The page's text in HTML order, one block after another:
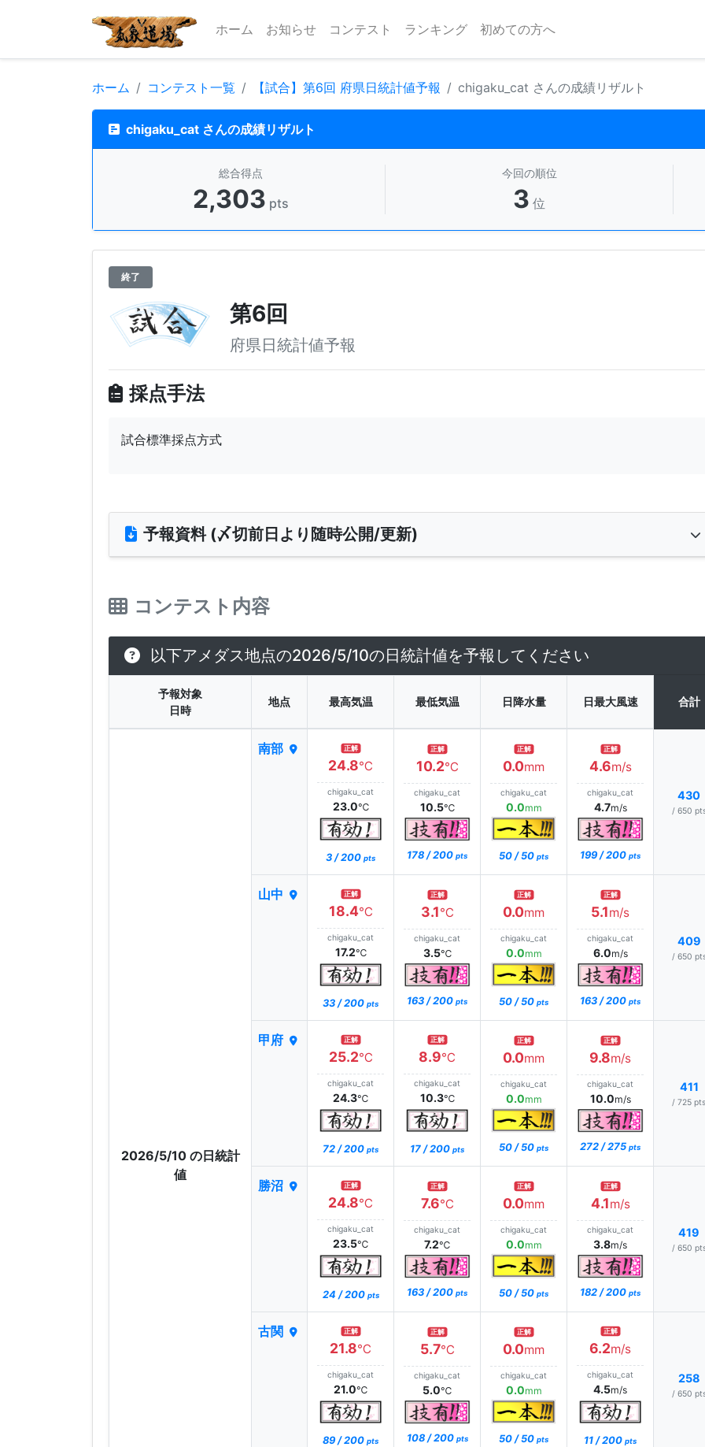
ホーム お知らせ コンテスト ランキング 初めての方へ
ホーム コンテスト一覧 【試合】第6回 府県日統計値予報 chigaku_cat さんの成績リザルト
chigaku_cat さんの成績リザルト
総合得点
2,303 pts
今回の順位
3 位
終了
第6回
府県日統計値予報
採点手法
試合標準採点方式
予報資料 (〆切前日より随時公開/更新)
コンテスト内容
以下アメダス地点の2026/5/10の日統計値を予報してください
予報対象
日時
地点 最高気温 最低気温 日降水量 日最大風速 合計
2026/5/10 の日統計
値
南部 正解
24.8℃
chigaku_cat
23.0℃
3 / 200 pts
正解
10.2℃
chigaku_cat
10.5℃
178 / 200 pts
正解
0.0mm
chigaku_cat
0.0mm
50 / 50 pts
正解
4.6m/s
chigaku_cat
4.7m/s
199 / 200 pts
430
/ 650
山中 正解
18.4℃
chigaku_cat
17.2℃
33 / 200 pts
正解
3.1℃
chigaku_cat
3.5℃
163 / 200 pts
正解
0.0mm
chigaku_cat
0.0mm
50 / 50 pts
正解
5.1m/s
chigaku_cat
6.0m/s
163 / 200 pts
409
/ 650
甲府 正解
25.2℃
chigaku_cat
24.3℃
72 / 200 pts
正解
8.9℃
chigaku_cat
10.3℃
17 / 200 pts
正解
0.0mm
chigaku_cat
0.0mm
50 / 50 pts
正解
9.8m/s
chigaku_cat
10.0m/s
272 / 275 pts
411
/ 725 pts
勝沼 正解
24.8℃
chigaku_cat
23.5℃
24 / 200 pts
正解
7.6℃
chigaku_cat
7.2℃
163 / 200 pts
正解
0.0mm
chigaku_cat
0.0mm
50 / 50 pts
正解
4.1m/s
chigaku_cat
3.8m/s
182 / 200 pts
419
/ 650
古関 正解
21.8℃
chigaku_cat
21.0℃
89 / 200 pts
正解
5.7℃
chigaku_cat
5.0℃
108 / 200 pts
正解
0.0mm
chigaku_cat
0.0mm
50 / 50 pts
正解
6.2m/s
chigaku_cat
4.5m/s
11 / 200 pts
258
/ 650